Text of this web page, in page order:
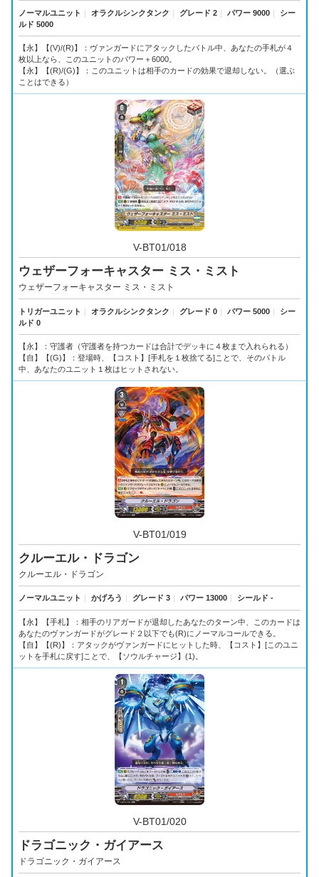
ノーマルユニット ｜ オラクルシンクタンク ｜ グレード 2 ｜ パワー 9000 ｜
シー
ルド 5000
【永】【(V)/(R)】：ヴァンガードにアタックしたバトル中、あなたの手札が４
枚以上なら、このユニットのパワー＋6000。
【永】【(R)/(G)】：このユニットは相手のカードの効果で退却しない。（選ぶ
ことはできる）
V-BT01/018
ウェザーフォーキャスター ミス・ミスト
ウェザーフォーキャスター ミス・ミスト
トリガーユニット ｜ オラクルシンクタンク ｜ グレード 0 ｜ パワー 5000 ｜
シー
ルド 0
【永】：守護者（守護者を持つカードは合計でデッキに４枚まで入れられる）
【自】【(G)】：登場時、【コスト】[手札を１枚捨てる]ことで、そのバトル
中、あなたのユニット１枚はヒットされない。
V-BT01/019
クルーエル・ドラゴン
クルーエル・ドラゴン
ノーマルユニット かげろう グレード 3 パワー 13000 シールド -
【永】【手札】：相手のリアガードが退却したあなたのターン中、このカードは
あなたのヴァンガードがグレード２以下でも(R)にノーマルコールできる。
【自】【(R)】：アタックがヴァンガードにヒットした時、【コスト】[このユニ
ットを手札に戻す]ことで、【ソウルチャージ】(1)。
V-BT01/020
ドラゴニック・ガイアース
ドラゴニック・ガイアース